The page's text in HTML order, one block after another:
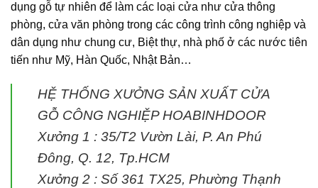
dụng gỗ tự nhiên để làm các loại cửa như cửa thông
phòng, cửa văn phòng trong các công trình công nghiệp và
dân dụng như chung cư, Biệt thự, nhà phố ở các nước tiên
tiến như Mỹ, Hàn Quốc, Nhật Bản…
HỆ THỐNG XƯỞNG SẢN XUẤT CỬA
GỖ CÔNG NGHIỆP HOABINHDOOR
Xưởng 1 : 35/T2 Vườn Lài, P. An Phú
Đông, Q. 12, Tp.HCM
Xưởng 2 : Số 361 TX25, Phường Thạnh